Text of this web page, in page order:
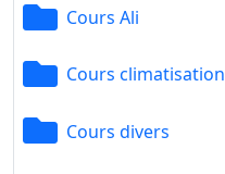
Cours Ali
Cours climatisation
Cours divers